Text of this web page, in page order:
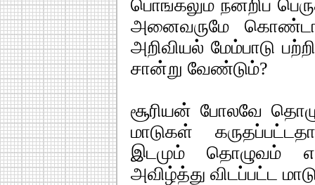
பொங்கலும் நன்றிப்
அனைவருமே
அறிவியல் மேம்பாடு
சான்று வேண்டும்?
சூரியன் போலவே
மாடுகள்
இடமும் தொழுவம்
அவிழ்த்து விடப்பட்ட